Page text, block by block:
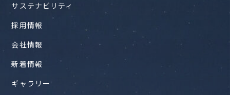
サステナビリティ
採用情報
会社情報
新着情報
ギャラリー